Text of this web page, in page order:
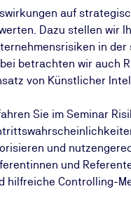
auf
Dazu stellen wir
in
betrachten wir auch
von Künstlicher
Sie im Seminar
und
und
hilfreiche Controlling-